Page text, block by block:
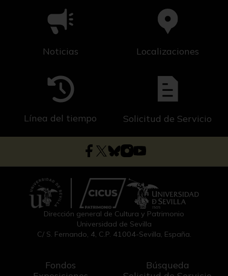
Noticias Localizaciones
Línea del tiempo Solicitud de Servicio
Dirección general de Cultura y Patrimonio
Universidad de Sevilla
C/ S. Fernando, 4, C.P. 41004-Sevilla, España.
Fondos
Búsqueda